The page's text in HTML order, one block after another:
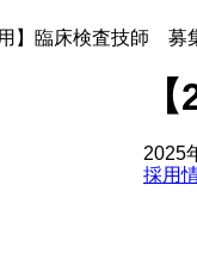
用】臨床検査技師 募
2025
採用